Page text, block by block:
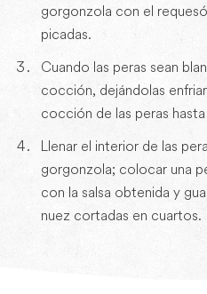
gorgonzola con el
picadas.
Cuando las peras sean
cocción, dejándolas
cocción de las peras
Llenar el interior de las
gorgonzola; colocar una
con la salsa obtenida y
nuez cortadas en cuartos.